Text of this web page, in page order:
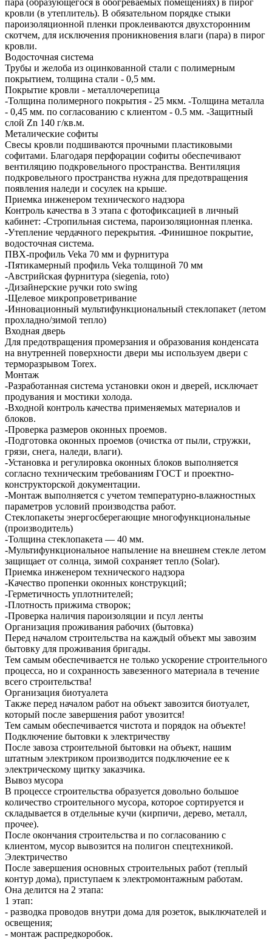
пара (образующегося в обогреваемых помещениях) в пирог
кровли (в утеплитель). В обязательном порядке стыки
пароизоляционной пленки проклеиваются двухсторонним
скотчем, для исключения проникновения влаги (пара) в пирог
кровли.
Водосточная система
Трубы и желоба из оцинкованной стали с полимерным
покрытием, толщина стали - 0,5 мм.
Покрытие кровли - металлочерепица
-Толщина полимерного покрытия - 25 мкм. -Толщина металла
- 0,45 мм. по согласованию с клиентом - 0.5 мм. -Защитный
слой Zn 140 г/кв.м.
Металические софиты
Свесы кровли подшиваются прочными пластиковыми
софитами. Благодаря перфорации софиты обеспечивают
вентиляцию подкровельного пространства. Вентиляция
подкровельного пространства нужна для предотвращения
появления наледи и сосулек на крыше.
Приемка инженером технического надзора
Контроль качества в 3 этапа с фотофиксацией в личный
кабинет: -Стропильная система, пароизоляционная пленка.
-Утепление чердачного перекрытия. -Финишное покрытие,
водосточная система.
ПВХ-профиль Veka 70 мм и фурнитура
-Пятикамерный профиль Veka толщиной 70 мм
-Австрийская фурнитура (siegenia, roto)
-Дизайнерские ручки roto swing
-Щелевое микропроветривание
-Инновационный мультифункциональный стеклопакет (летом
прохладно/зимой тепло)
Входная дверь
Для предотвращения промерзания и образования конденсата
на внутренней поверхности двери мы используем двери с
терморазрывом Torex.
Монтаж
-Разработанная система установки окон и дверей, исключает
продувания и мостики холода.
-Входной контроль качества применяемых материалов и
блоков.
-Проверка размеров оконных проемов.
-Подготовка оконных проемов (очистка от пыли, стружки,
грязи, снега, наледи, влаги).
-Установка и регулировка оконных блоков выполняется
согласно техническим требованиям ГОСТ и проектно-
конструкторской документации.
-Монтаж выполняется с учетом температурно-влажностных
параметров условий производства работ.
Стеклопакеты энергосберегающие многофункциональные
(производитель)
-Толщина стеклопакета — 40 мм.
-Мультифункциональное напыление на внешнем стекле летом
защищает от солнца, зимой сохраняет тепло (Solar).
Приемка инженером технического надзора
-Качество пропенки оконных конструкций;
-Герметичность уплотнителей;
-Плотность прижима створок;
-Проверка наличия пароизоляции и псул ленты
Организация проживания рабочих (бытовка)
Перед началом строительства на каждый объект мы завозим
бытовку для проживания бригады.
Тем самым обеспечивается не только ускорение строительного
процесса, но и сохранность завезенного материала в течение
всего строительства!
Организация биотуалета
Также перед началом работ на объект завозится биотуалет,
который после завершения работ увозится!
Тем самым обеспечивается чистота и порядок на объекте!
Подключение бытовки к электричеству
После завоза строительной бытовки на объект, нашим
штатным электриком производится подключение ее к
электрическому щитку заказчика.
Вывоз мусора
В процессе строительства образуется довольно большое
количество строительного мусора, которое сортируется и
складывается в отдельные кучи (кирпичи, дерево, металл,
прочее).
После окончания строительства и по согласованию с
клиентом, мусор вывозится на полигон спецтехникой.
Электричество
После завершения основных строительных работ (теплый
контур дома), приступаем к электромонтажным работам.
Она делится на 2 этапа:
1 этап:
- разводка проводов внутри дома для розеток, выключателей и
освещения;
- монтаж распредкоробок.